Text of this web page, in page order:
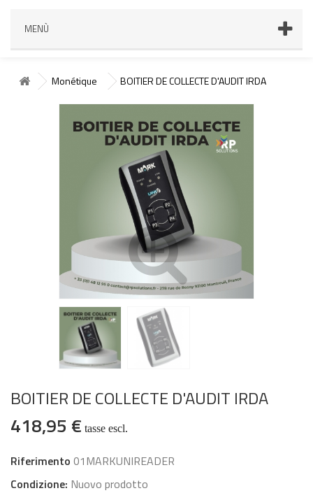
MENÙ
Monétique BOITIER DE COLLECTE D'AUDIT IRDA
BOITIER DE COLLECTE D'AUDIT IRDA
418,95 € tasse escl.
Riferimento 01MARKUNIREADER
Condizione: Nuovo prodotto